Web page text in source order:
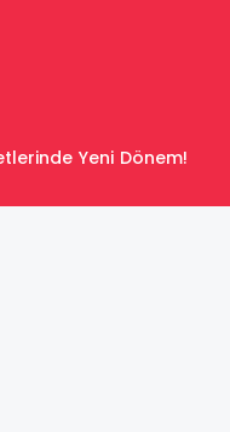
Yeni Dönem!